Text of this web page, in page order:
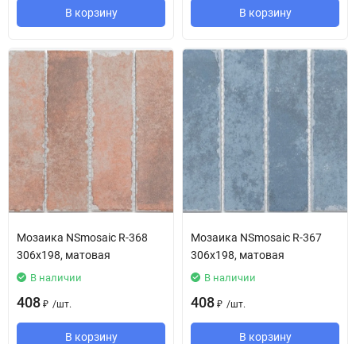
В корзину В корзину
Мозаика NSmosaic R-368
306x198, матовая
В наличии
408 ₽ /шт.
В корзину
Мозаика NSmosaic R-367
306x198, матовая
В наличии
408 ₽ /шт.
В корзину